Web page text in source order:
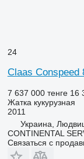
24
Claas Conspeed
7 637 000 тенге 16
Жатка кукурузная
2011
Украина,
CONTINENTAL
Связаться с